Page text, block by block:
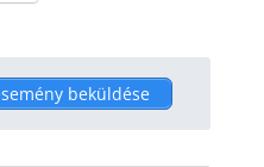
beküldése